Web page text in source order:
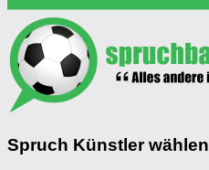
Spruch Künstler wählen